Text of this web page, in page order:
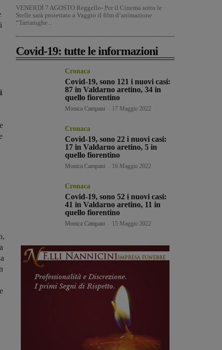
VENERDÌ 7 AGOSTO Reggello- Per il Cinema sotto le
Stelle sarà proiettato a Vaggio il film d’animazione
“Tartarughe...
Covid-19: tutte le informazioni
Cronaca
Covid-19, sono 121 i nuovi casi:
87 in Valdarno aretino, 34 in
quello fiorentino
Monica Campani 17 Maggio 2022
Cronaca
Covid-19, sono 22 i nuovi casi:
17 in Valdarno aretino, 5 in
quello fiorentino
Monica Campani 16 Maggio 2022
Cronaca
Covid-19, sono 52 i nuovi casi:
41 in Valdarno aretino, 11 in
quello fiorentino
Monica Campani 15 Maggio 2022